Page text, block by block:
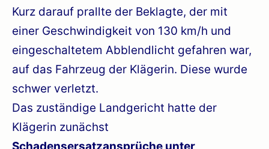
Kurz darauf prallte der Beklagte, der mit
einer Geschwindigkeit von 130 km/h und
eingeschaltetem Abblendlicht gefahren war,
auf das Fahrzeug der Klägerin. Diese wurde
schwer verletzt.
Das zuständige Landgericht hatte der
Klägerin zunächst
Schadensersatzansprüche unter